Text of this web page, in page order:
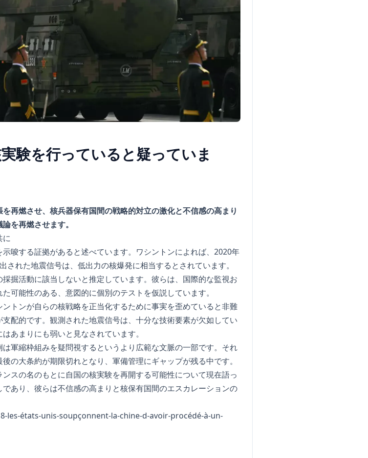
験を行っていると疑っていま
再燃させ、核兵器保有国間の戦略的対立の激化と不信感の高まり
を再燃させます。
に
唆する証拠があると述べています。ワシントンによれば、2020年
れた地震信号は、低出力の核爆発に相当するとされています。
掘活動に該当しないと推定しています。彼らは、国際的な監視お
可能性のある、意図的に個別のテストを仮説しています。
トンが自らの核戦略を正当化するために事実を歪めていると非難
配的です。観測された地震信号は、十分な技術要素が欠如してい
あまりにも弱いと見なされています。
軍縮枠組みを疑問視するというより広範な文脈の一部です。それ
の大条約が期限切れとなり、軍備管理にギャップが残る中です。
スの名のもとに自国の核実験を再開する可能性について現在語っ
あり、彼らは不信感の高まりと核保有国間のエスカレーションの
états-unis-soupçonnent-la-chine-d-avoir-procédé-à-un-